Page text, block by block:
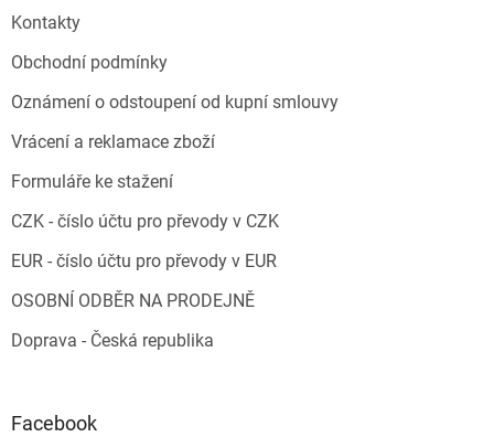
Kontakty
Obchodní podmínky
Oznámení o odstoupení od kupní smlouvy
Vrácení a reklamace zboží
Formuláře ke stažení
CZK - číslo účtu pro převody v CZK
EUR - číslo účtu pro převody v EUR
OSOBNÍ ODBĚR NA PRODEJNĚ
Doprava - Česká republika
Facebook